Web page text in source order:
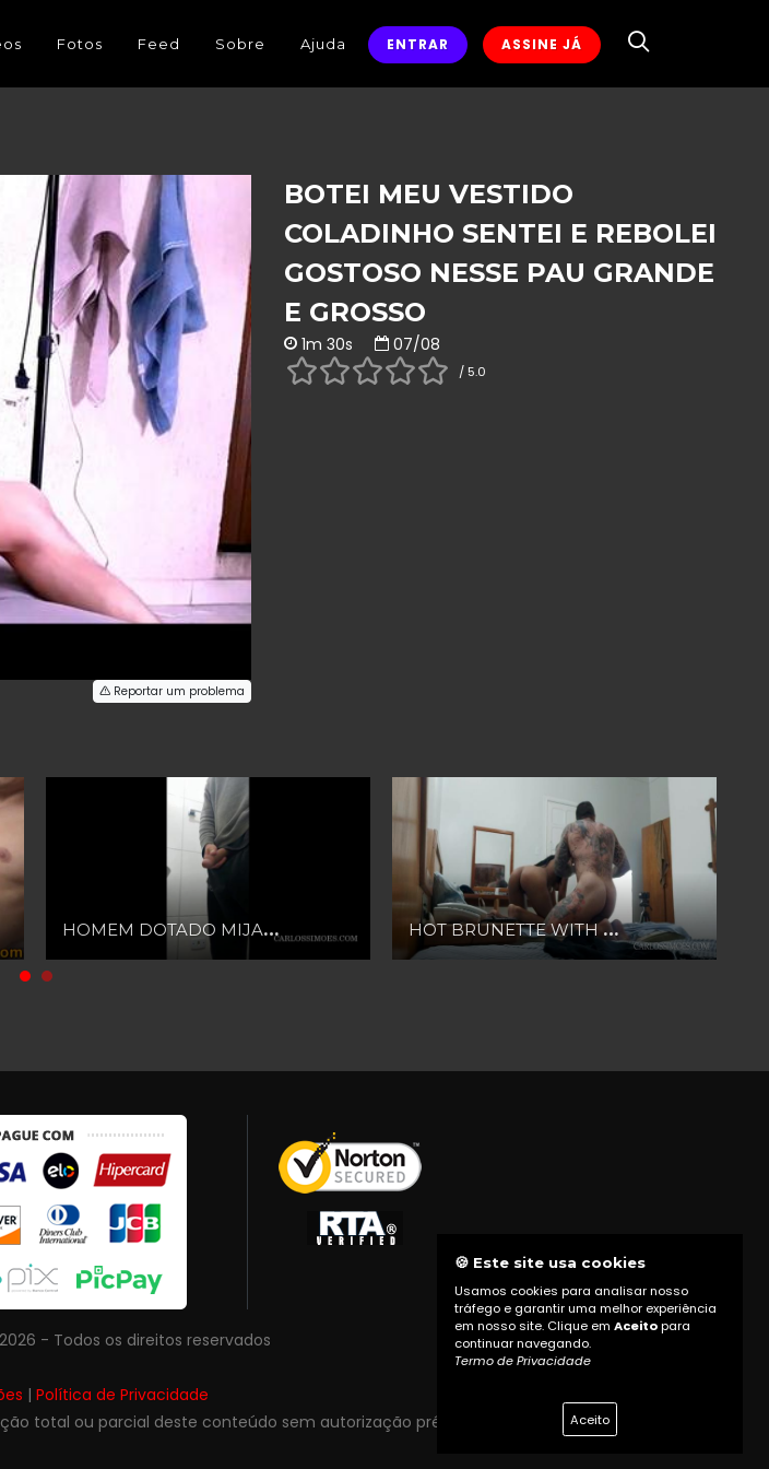
Fotos Feed Sobre Ajuda ENTRAR ASSINE JÁ
Reportar um problema
BOTEI MEU VESTIDO
COLADINHO SENTEI E REBOLEI
GOSTOSO NESSE PAU GRANDE
E GROSSO
1m 30s 07/08
/ 5.0
HOMEM DOTADO MIJANDO E EXIBINDO SEU PAU GRANDE E GROSSO HOT BRUNETTE WITH STRONG TATTOOED MAN UNCUT AMATEUR PRIME
- Todos os direitos reservados
| Política de Privacidade
total ou parcial deste conteúdo sem autorização prévia do proprietário do site.
🍪 Este site usa cookies
Usamos cookies para analisar nosso
tráfego e garantir uma melhor experiência
em nosso site. Clique em Aceitopara
continuar navegando.
Termo de Privacidade
Aceito